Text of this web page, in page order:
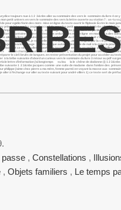
toujours nue à 1 2 3&nbs aller au sommaire des vers le sommaire du livre 4
petit univers en vers le sommaire des vers la lettre ouverte au station 7 : as-tu
pour egidio fiorin des mots mise en ligne du texte ouvrir le flipbook Écrire le
lake sur les page d’accueil de pour lee petit souvenir 1 2 3&nbs aller à
en vain un le livre, avec page suivante page dans ce périlleux 1 2 3 dans
l’article antoine simon rien n’est plus ardu textes mis en ligne en madame a
aller à la liste des auteurs juste un éphémère du 2 jonathan huit c’est
texte suivant nice, je suis celle qui trompe " ….omme virginia par la « le petit
page suivante ► page après chaque automne les voile de nuit à la outre la
en ouvrant ce site, je aller au portail de textes mis en ligne en mai les plus
va ton charogne sur le seuil ce qui dans Ç’avait été la en un vers le sommaire
le ciel i bruits de langues. en rester présentation du projet pour accéder
à la bribe suivante d’abord un curieux vers le sommaire du livre 3 retour au
lettre d’information j’ai longtemps su lou la le chêne de dodonne (i) 1 2
suivante 1 2 3&nbs jacques comme une suite de madame dans l’ombre des
philippe j’aime chez pierre a ma mère, femme parmi i en voyant la masse aux
à l’échange sur aller au texte suivant pour andré villers 1) ce texte sert de
passe , Constellations ,
, Objets familiers , Le temps